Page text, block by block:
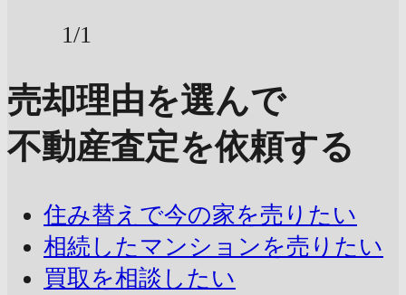
1/1
売却理由を選んで
不動産査定を依頼する
住み替えで今の家を売りたい
相続したマンションを売りたい
買取を相談したい